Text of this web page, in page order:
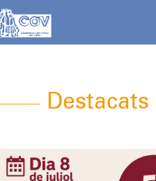
Destacats